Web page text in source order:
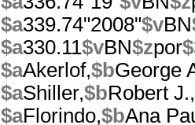
$a339.74"2008"$vBN
$a330.11$vBN$zpor
$aAkerlof,$bGeorge
$aShiller,$bRobert J.,
$aFlorindo,$bAna